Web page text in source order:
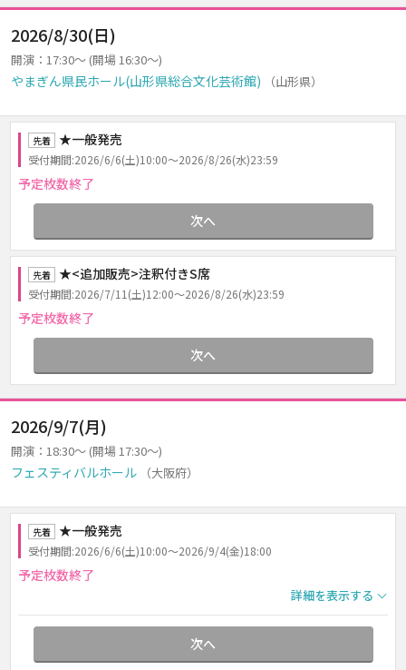
2026/8/30(日)
開演：17:30～ (開場 16:30～)
やまぎん県民ホール(山形県総合文化芸術館) （山形県）
先着 ★一般発売
受付期間:2026/6/6(土)10:00～2026/8/26(水)23:59
予定枚数終了
次へ
先着 ★<追加販売>注釈付きS席
受付期間:2026/7/11(土)12:00～2026/8/26(水)23:59
予定枚数終了
次へ
2026/9/7(月)
開演：18:30～ (開場 17:30～)
フェスティバルホール （大阪府）
先着 ★一般発売
受付期間:2026/6/6(土)10:00～2026/9/4(金)18:00
予定枚数終了
詳細を表示する
次へ